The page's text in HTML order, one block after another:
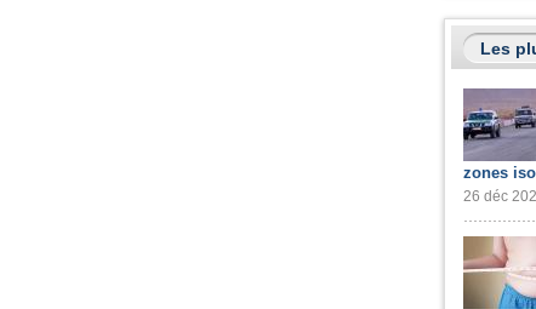
Les
zones
26 déc